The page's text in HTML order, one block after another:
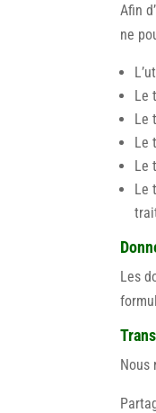
Afin
ne
Le
Le
Le
Le
Le
Les
Nous